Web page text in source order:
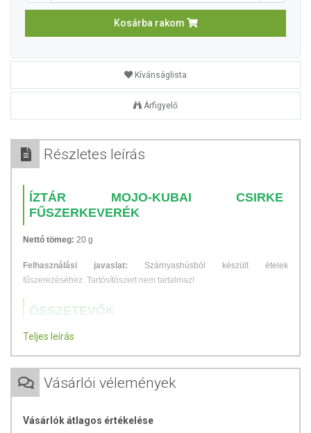
Kosárba rakom
Kívánságlista
Árfigyelő
Részletes leírás
ÍZTÁR MOJO-KUBAI CSIRKE
FŰSZERKEVERÉK
Nettó tömeg: 20 g
Felhasználási javaslat: Szárnyashúsból készült ételek
fűszerezéséhez. Tartósítószert nem tartalmaz!
ÖSSZETEVŐK
só, hagyma, fokhagyma, bors, köménymag, oregano, korianderlevél,
TOVÁBBI TUDNIVALÓK
Száraz helyen tartandó!
Teljes leírás
Vásárlói vélemények
Vásárlók átlagos értékelése